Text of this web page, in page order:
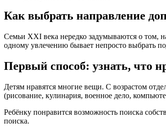
Как выбрать направление
Семьи XXI века нередко задумываются о том,
одному увлечению бывает непросто выбрать
Первый способ: узнать, что
Детям нравятся многие вещи. С возрастом
(рисование, кулинария, военное дело,
Ребёнку понравится возможность поиска
поиска.